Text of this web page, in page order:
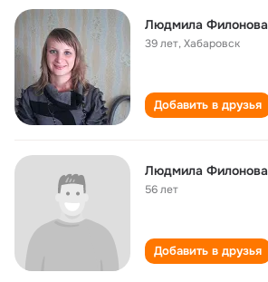
Людмила Филонова
39 лет,Хабаровск
Добавить в друзья
Людмила Филонова
56 лет
Добавить в друзья